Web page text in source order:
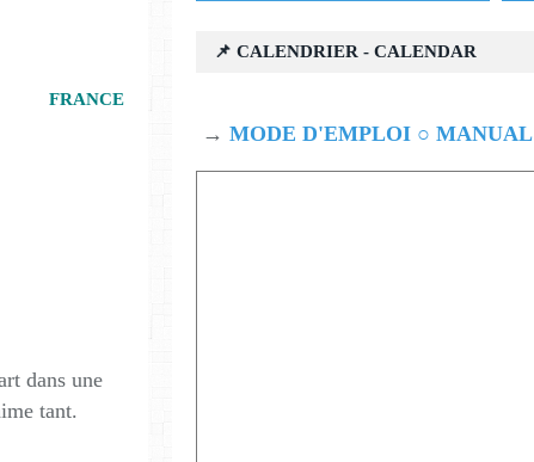
FRANCE
dans une
tant.
📌 CALENDRIER - CALENDAR
→ MODE D'EMPLOI ○ MANUAL